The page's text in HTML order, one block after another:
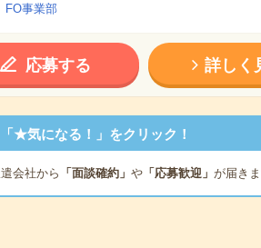
事業部
応募する 詳しく
★気になる！」をクリック！
会社から 「面談確約」 や「応募歓迎」 が届きま